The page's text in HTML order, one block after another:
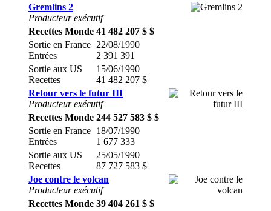
Gremlins 2
Producteur exécutif
Recettes Monde 41 482 207 $ $
Sortie en France
Entrées
22/08/1990
2 391 391
Sortie aux US
Recettes
15/06/1990
41 482 207 $
Retour vers le futur III
Producteur exécutif
Recettes Monde 244 527 583 $ $
Sortie en France
Entrées
18/07/1990
1 677 333
Sortie aux US
Recettes
25/05/1990
87 727 583 $
Joe contre le volcan
Producteur exécutif
Recettes Monde 39 404 261 $ $